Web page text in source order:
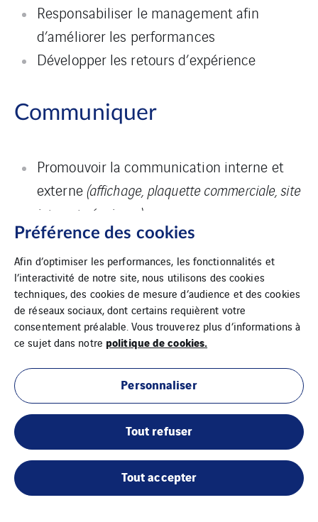
Responsabiliser le management afin
d’améliorer les performances
Développer les retours d’expérience
Communiquer
Promouvoir la communication interne et
externe(affichage, plaquette commerciale, site
internet, réunions…)
Développer un comportement de
transparence et de dialogue en interne
comme en externe.
Mentions légales
Cookies
Plan du site
Préférence des cookies
Afin d’optimiser les performances, les fonctionnalités et
l’interactivité de notre site, nous utilisons des cookies
techniques, des cookies de mesure d’audience et des cookies
de réseaux sociaux, dont certains requièrent votre
consentement préalable. Vous trouverez plus d’informations à
ce sujet dans notre politique de cookies.
Personnaliser
Tout refuser
Tout accepter